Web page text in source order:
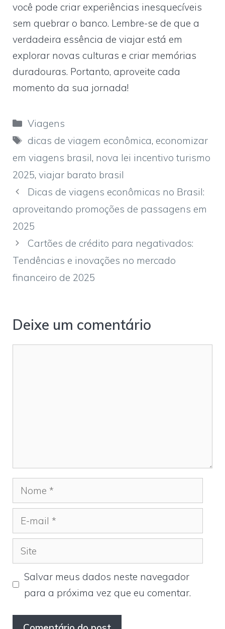
você pode criar experiências inesquecíveis
sem quebrar o banco. Lembre-se de que a
verdadeira essência de viajar está em
explorar novas culturas e criar memórias
duradouras. Portanto, aproveite cada
momento da sua jornada!
Categorias
Viagens
Tags
dicas de viagem econômica, economizar
em viagens brasil, nova lei incentivo turismo
2025, viajar barato brasil
Dicas de viagens econômicas no Brasil:
aproveitando promoções de passagens em
2025
Cartões de crédito para negativados:
Tendências e inovações no mercado
financeiro de 2025
Deixe um comentário
Nome
mail
Site
Salvar meus dados neste navegador
para a próxima vez que eu comentar.